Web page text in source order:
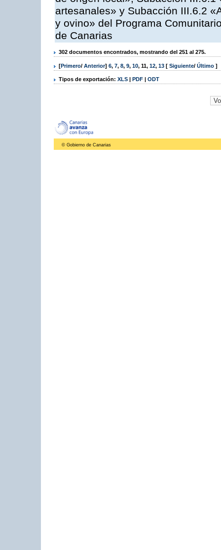
artesanales» y Subacción III.6.2
y ovino» del Programa
de Canarias
302 documentos encontrados, mostrando del 251 al 275.
[Primero/ Anterior] 6, 7, 8, 9, 10, 11, 12, 13 [ Siguiente/ Último ]
Tipos de exportación: XLS | PDF | ODT
© Gobierno de Canarias